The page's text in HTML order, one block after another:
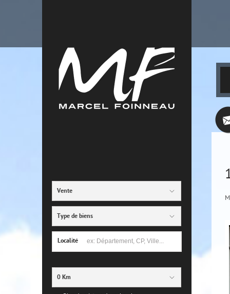
Vente
Type de biens
Localité
0 Km